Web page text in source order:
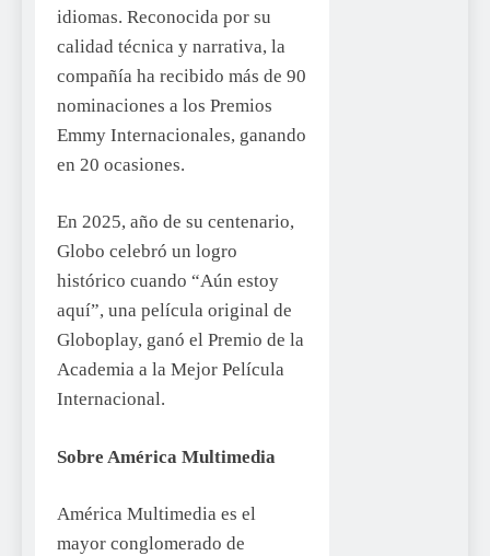
idiomas. Reconocida por su
calidad técnica y narrativa, la
compañía ha recibido más de 90
nominaciones a los Premios
Emmy Internacionales, ganando
en 20 ocasiones.
En 2025, año de su centenario,
Globo celebró un logro
histórico cuando “Aún estoy
aquí”, una película original de
Globoplay, ganó el Premio de la
Academia a la Mejor Película
Internacional.
Sobre América Multimedia
América Multimedia es el
mayor conglomerado de